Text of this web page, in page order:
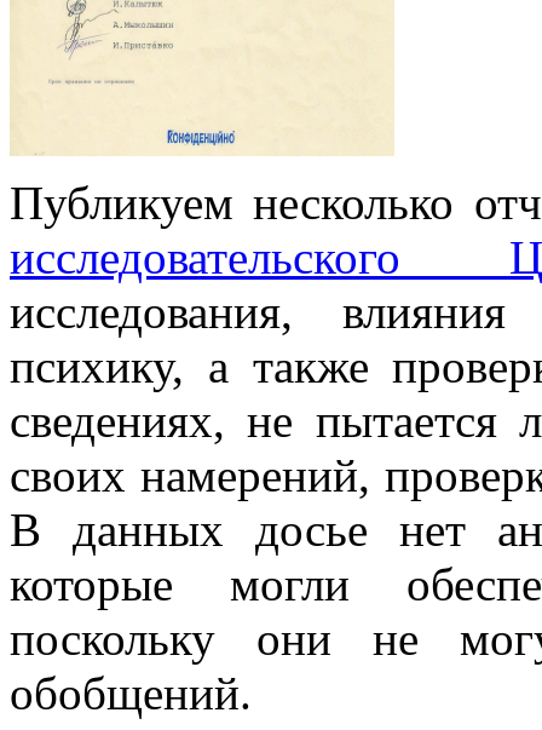
Публикуем несколько
исследования,
психику, а также
сведениях, не пытается
своих намерений,
В данных досье нет
которые могли
поскольку они не
обобщений.